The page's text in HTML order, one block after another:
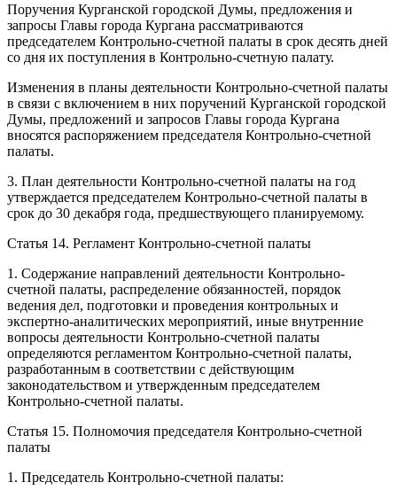
Поручения Курганской городской Думы, предложения и
запросы Главы города Кургана рассматриваются
председателем Контрольно-счетной палаты в срок десять дней
со дня их поступления в Контрольно-счетную палату.
Изменения в планы деятельности Контрольно-счетной палаты
в связи с включением в них поручений Курганской городской
Думы, предложений и запросов Главы города Кургана
вносятся распоряжением председателя Контрольно-счетной
палаты.
3. План деятельности Контрольно-счетной палаты на год
утверждается председателем Контрольно-счетной палаты в
срок до 30 декабря года, предшествующего планируемому.
Статья 14. Регламент Контрольно-счетной палаты
1. Содержание направлений деятельности Контрольно-
счетной палаты, распределение обязанностей, порядок
ведения дел, подготовки и проведения контрольных и
экспертно-аналитических мероприятий, иные внутренние
вопросы деятельности Контрольно-счетной палаты
определяются регламентом Контрольно-счетной палаты,
разработанным в соответствии с действующим
законодательством и утвержденным председателем
Контрольно-счетной палаты.
Статья 15. Полномочия председателя Контрольно-счетной
палаты
1. Председатель Контрольно-счетной палаты: